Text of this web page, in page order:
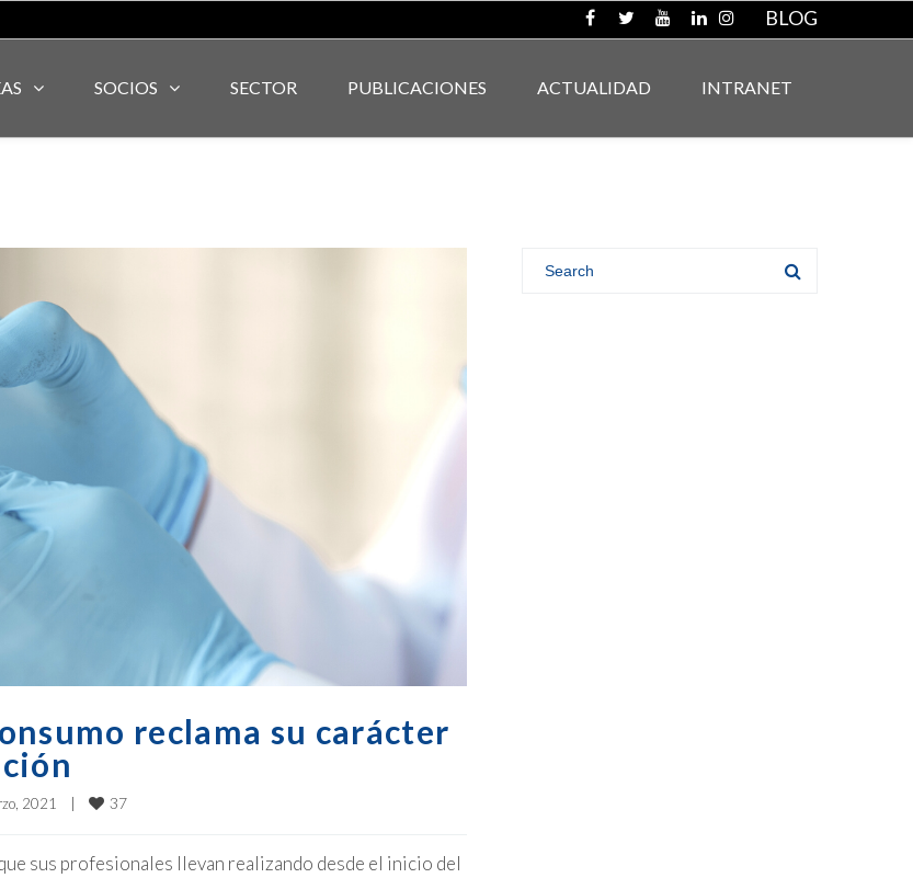
BLOG
SOCIOS SECTOR PUBLICACIONES ACTUALIDAD INTRANET
reclama su carácter
2021 37
sus profesionales llevan realizando desde el inicio del